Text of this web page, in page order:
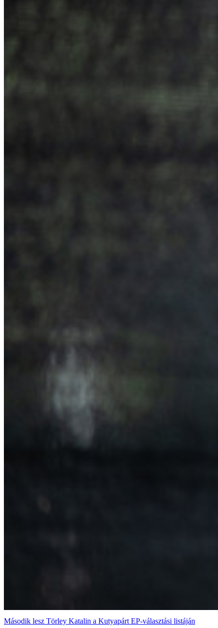
Második lesz Törley Katalin a Kutyapárt EP-választási listáján